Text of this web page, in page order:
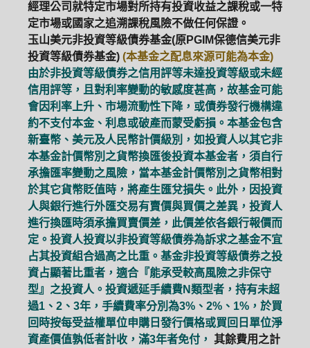
PGIM系列基金 168循環投資
定期(不)定額 高成長基金 月配息
經理公司就特定市場對所持有投資收益之課稅或一特
定市場或國家之追溯課稅風險不做任何保證。
玉山美元非投資等級債券基金(原PGIM保德信美元非
投資等級債券基金) (本基金之配息來源可能為本金)
由於非投資等級債券之信用評等未達投資等級或未經
信用評等，且對利率變動的敏感度甚高，故基金可能
會因利率上升、市場流動性下降，或債券發行機構違
約不支付本金、利息或破產而蒙受虧損。本基金包含
新臺幣、美元及人民幣計價級別，如投資人以其它非
本基金計價幣別之貨幣換匯後投資本基金者，須自行
承擔匯率變動之風險，當本基金計價幣別之貨幣相對
於其它貨幣貶值時，將產生匯兌損失。此外，因投資
人與銀行進行外匯交易有賣價與買價之差異，投資人
進行換匯時須承擔買賣價差，此價差依各銀行報價而
定。投資人投資以非投資等級債券為訴求之基金不宜
占其投資組合過高之比重。基金非投資等級債券之投
資占顯著比重者，適合『能承受較高風險之非保守
型』之投資人。投資遞延手續費N類型者，持有未超
過1、2、3年，手續費率分別為3%、2%、1%，於買
回時按每受益權單位申購日發行價格或買回日單位淨
資產價值孰低者計收，滿3年者免付， 其餘費用之計